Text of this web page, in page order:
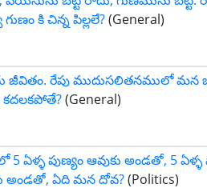
కి చిన్న పిల్లలే?(General)
జీవితం. రేపు ముదుసలితనములో మన
కదలకపోతే?(General)
ఏళ్ళ పుణ్యం ఆవుకు అండతో, 5
అండతో, ఏది మన దోవ?(Politics)